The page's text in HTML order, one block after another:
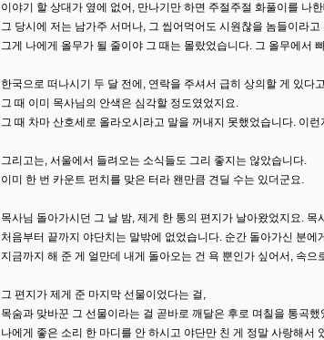
이야기 할 상대가 옆에 없어, 만나기만 하면 주절주절 화풀이를 나
그 당시에 저는 남가주 서머나, 그 씹어먹어도 시원찮을 놈들이라
그게 나에게 올무가 될 줄이야 그 때는 몰랐었습니다. 그 올무에서
한국으로 떠나시기 두 달 전에, 연락을 주셔서 급히 상의할 게 있다
그 때 이미 목사님의 안색은 심각할 정도였었지요.
그 때 차마 산호세로 올라오시라고 말을 꺼내지 못했었습니다. 이
그리고는, 서울에서 들려오는 소식들도 그리 좋지는 않았습니다.
이미 한 번 카운트 펀치를 맞은 터라 왠만큼 견딜 수는 있더군요.
목사님 돌아가시던 그 날 밤, 제게 한 통의 편지가 날아왔었지요. 목
처음부터 끝까지 야단치는 말밖에 없었습니다. 순간 돌아가신 분에
지금까지 해 준 게 얼만데 내게 돌아오는 건 욕 뿐인가 싶어서, 속으
그 편지가 제게 준 마지막 선물이었다는 걸,
목숨과 맞바꾼 그 선물이라는 걸 곧바로 깨달은 후로 며칠을 통곡했
나에게 좋은 소리 한 마디를 안 하시고 야단만 친 게 정말 사랑해서